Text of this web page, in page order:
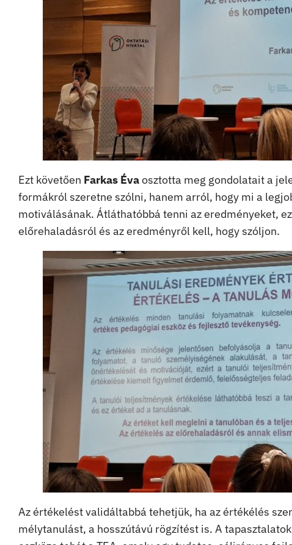
Ezt követően Farkas Évaosztotta meg gondolatait a
formákról szeretne szólni, hanem arról, hogy mi a
motiválásának. Átláthatóbbá tenni az eredményeket,
előrehaladásról és az eredményről kell, hogy szóljon.
Az értékelést validáltabbá tehetjük, ha az értékélés
mélytanulást, a hosszútávú rögzítést is. A